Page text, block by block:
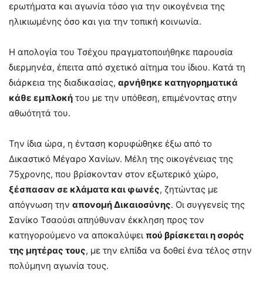
ερωτήματα και αγωνία τόσο για την οικογένεια της
ηλικιωμένης όσο και για την τοπική κοινωνία.
Η απολογία του Τσέχου πραγματοποιήθηκε παρουσία
διερμηνέα, έπειτα από σχετικό αίτημα του ίδιου. Κατά τη
διάρκεια της διαδικασίας, αρνήθηκε κατηγορηματικά
κάθε εμπλοκή του με την υπόθεση, επιμένοντας στην
αθωότητά του.
Την ίδια ώρα, η ένταση κορυφώθηκε έξω από το
Δικαστικό Μέγαρο Χανίων. Μέλη της οικογένειας της
75χρονης, που βρίσκονταν στον εξωτερικό χώρο,
ξέσπασαν σε κλάματα και φωνές, ζητώντας με
απόγνωση την απονομή Δικαιοσύνης. Οι συγγενείς της
Σανίκο Τσαούσι απηύθυναν έκκληση προς τον
κατηγορούμενο να αποκαλύψει πού βρίσκεται η σορός
της μητέρας τους, με την ελπίδα να δοθεί ένα τέλος στην
πολύμηνη αγωνία τους.